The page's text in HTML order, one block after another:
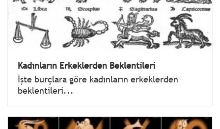
Kadınların Erkeklerden Beklentileri
İşte burçlara göre kadınların erkeklerden
beklentileri...